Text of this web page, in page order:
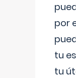
por
tu
tu